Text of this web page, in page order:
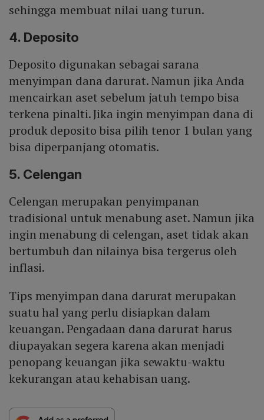
sehingga membuat nilai uang turun.
4. Deposito
Deposito digunakan sebagai sarana
menyimpan dana darurat. Namun jika Anda
mencairkan aset sebelum jatuh tempo bisa
terkena pinalti. Jika ingin menyimpan dana di
produk deposito bisa pilih tenor 1 bulan yang
bisa diperpanjang otomatis.
5. Celengan
Celengan merupakan penyimpanan
tradisional untuk menabung aset. Namun jika
ingin menabung di celengan, aset tidak akan
bertumbuh dan nilainya bisa tergerus oleh
inflasi.
Tips menyimpan dana darurat merupakan
suatu hal yang perlu disiapkan dalam
keuangan. Pengadaan dana darurat harus
diupayakan segera karena akan menjadi
penopang keuangan jika sewaktu-waktu
kekurangan atau kehabisan uang.